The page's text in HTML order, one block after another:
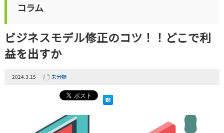
コラム
ビジネスモデル修正のコツ！！どこで利
益を出すか
2024.3.15 未分類